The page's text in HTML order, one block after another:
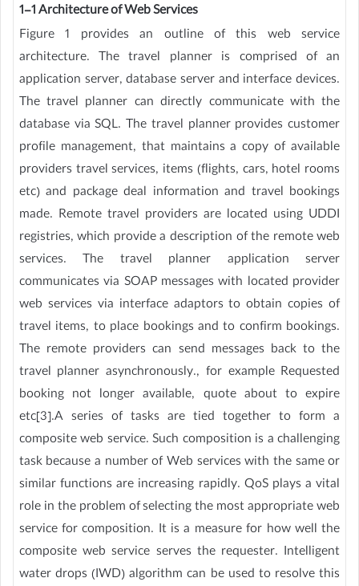
1-1 Architecture of Web Services
Figure 1 provides an outline of this web service
architecture. The travel planner is comprised of an
application server, database server and interface devices.
The travel planner can directly communicate with the
database via SQL. The travel planner provides customer
profile management, that maintains a copy of available
providers travel services, items (flights, cars, hotel rooms
etc) and package deal information and travel bookings
made. Remote travel providers are located using UDDI
registries, which provide a description of the remote web
services. The travel planner application server
communicates via SOAP messages with located provider
web services via interface adaptors to obtain copies of
travel items, to place bookings and to confirm bookings.
The remote providers can send messages back to the
travel planner asynchronously., for example Requested
booking not longer available, quote about to expire
etc[3].A series of tasks are tied together to form a
composite web service. Such composition is a challenging
task because a number of Web services with the same or
similar functions are increasing rapidly. QoS plays a vital
role in the problem of selecting the most appropriate web
service for composition. It is a measure for how well the
composite web service serves the requester. Intelligent
water drops (IWD) algorithm can be used to resolve this